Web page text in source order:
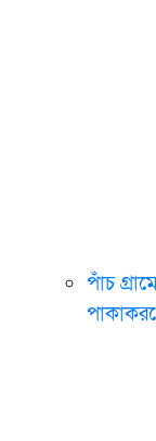
পাঁচ